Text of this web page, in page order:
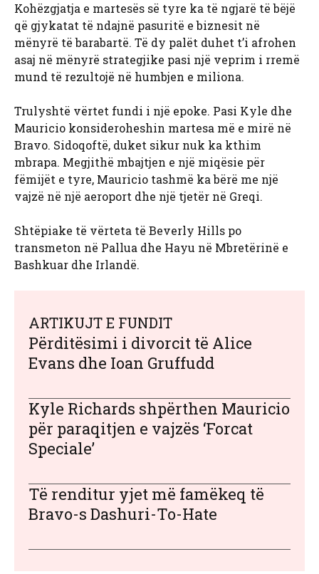
Kohëzgjatja e martesës së tyre ka të ngjarë të bëjë
që gjykatat të ndajnë pasuritë e biznesit në
mënyrë të barabartë. Të dy palët duhet t’i afrohen
asaj në mënyrë strategjike pasi një veprim i rremë
mund të rezultojë në humbjen e miliona.
Trulyshtë vërtet fundi i një epoke. Pasi Kyle dhe
Mauricio konsideroheshin martesa më e mirë në
Bravo. Sidoqoftë, duket sikur nuk ka kthim
mbrapa. Megjithë mbajtjen e një miqësie për
fëmijët e tyre, Mauricio tashmë ka bërë me një
vajzë në një aeroport dhe një tjetër në Greqi.
Shtëpiake të vërteta të Beverly Hills po
transmeton në Pallua dhe Hayu në Mbretërinë e
Bashkuar dhe Irlandë.
ARTIKUJT E FUNDIT
Përditësimi i divorcit të Alice
Evans dhe Ioan Gruffudd
Kyle Richards shpërthen Mauricio
për paraqitjen e vajzës ‘Forcat
Speciale’
Të renditur yjet më famëkeq të
Bravo-s Dashuri-To-Hate